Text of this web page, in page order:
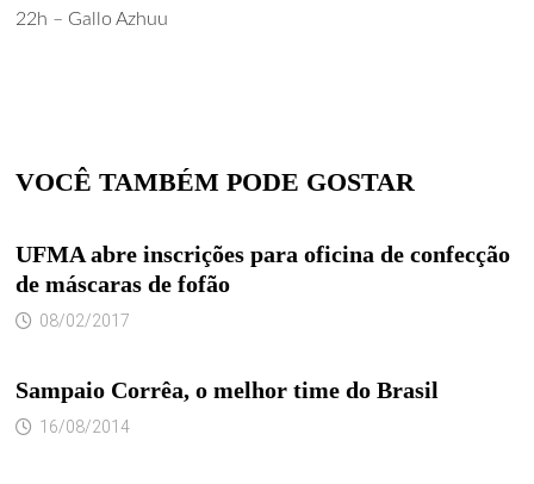
22h – Gallo Azhuu
VOCÊ TAMBÉM PODE GOSTAR
UFMA abre inscrições para oficina de confecção
de máscaras de fofão
08/02/2017
Sampaio Corrêa, o melhor time do Brasil
16/08/2014